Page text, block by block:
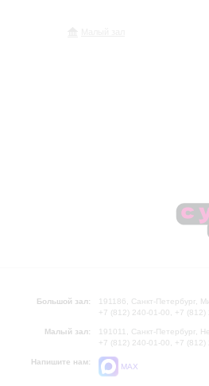
Большой зал:
191186, Санкт-Петербург,
+7 (812) 240-01-00, +7 (812)
Малый зал:
191011, Санкт-Петербург,
+7 (812) 240-01-00, +7 (812)
Напишите нам:
MAX